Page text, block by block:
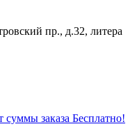
пр., д.32, литера
суммы заказа Бесплатно!